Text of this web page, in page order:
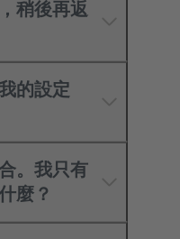
稍後再返
的設定
。我只有
麼？